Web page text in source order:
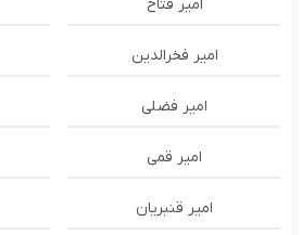
امیر فتاح
امیر فخرالدین
امیر فضلی
امیر قمی
امیر قنبریان